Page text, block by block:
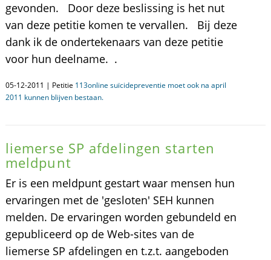
gevonden. Door deze beslissing is het nut
van deze petitie komen te vervallen. Bij deze
dank ik de ondertekenaars van deze petitie
voor hun deelname. .
05-12-2011 | Petitie 113online suïcidepreventie moet ook na april
2011 kunnen blijven bestaan.
liemerse SP afdelingen starten
meldpunt
Er is een meldpunt gestart waar mensen hun
ervaringen met de 'gesloten' SEH kunnen
melden. De ervaringen worden gebundeld en
gepubliceerd op de Web-sites van de
liemerse SP afdelingen en t.z.t. aangeboden